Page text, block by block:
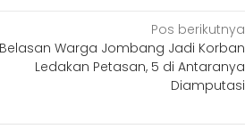
Pos berikutnya
Belasan Warga Jombang Jadi Korban
Ledakan Petasan, 5 di Antaranya
Diamputasi